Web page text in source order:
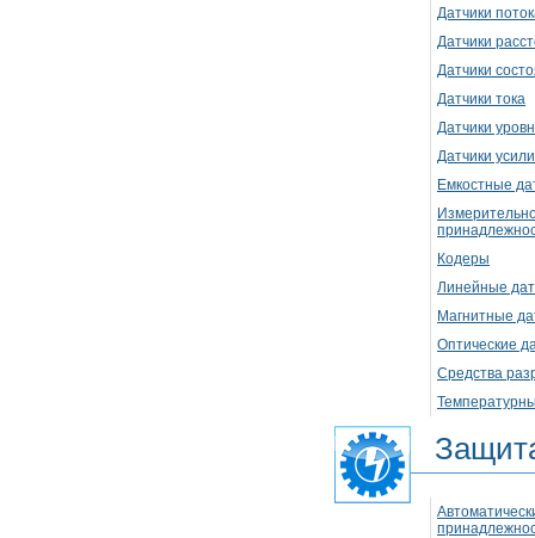
Датчики
Датчики
Датчики
Датчики тока
Датчики
Датчики
Емкостные
Кодеры
Линейные
Магнитные
Оптические
Средства